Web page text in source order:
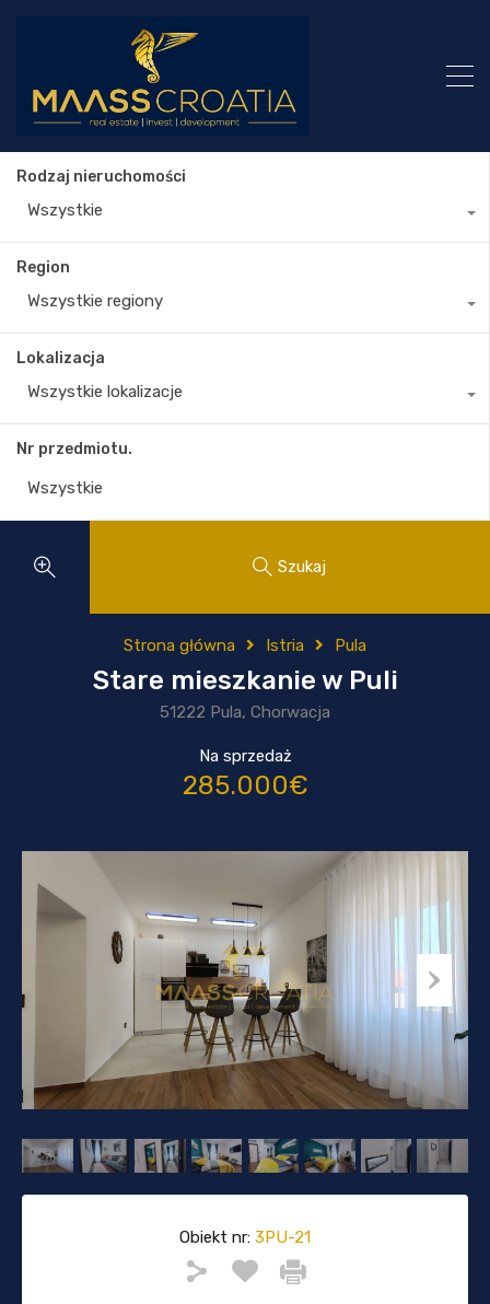
Rodzaj nieruchomości
Wszystkie
Region
Wszystkie regiony
Lokalizacja
Wszystkie lokalizacje
Nr przedmiotu.
Szukaj
Strona główna Istria Pula
Stare mieszkanie w Puli
51222 Pula, Chorwacja
Na sprzedaż
285.000€
Obiekt nr: 3PU-21